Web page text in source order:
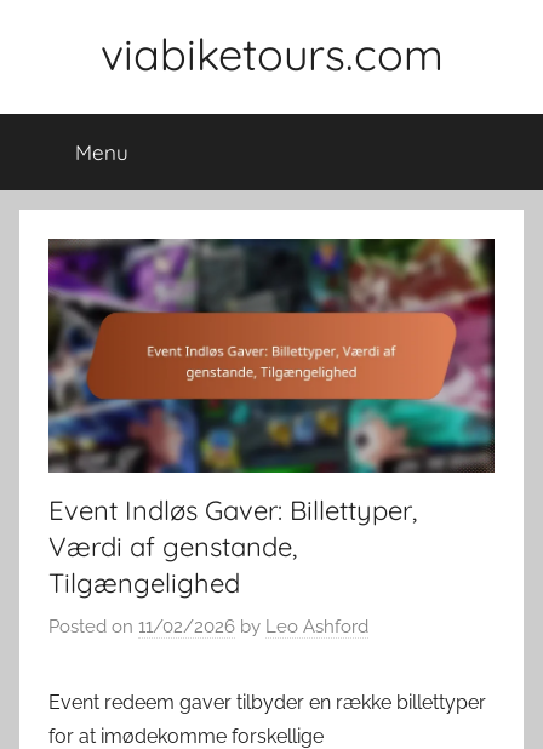
viabiketours.com
Menu
Event Indløs Gaver: Billettyper,
Værdi af genstande,
Tilgængelighed
Posted on 11/02/2026 by Leo Ashford
Event redeem gaver tilbyder en række billettyper
for at imødekomme forskellige